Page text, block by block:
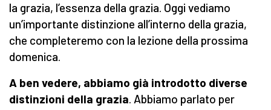
la grazia, l’essenza della grazia. Oggi vediamo
un’importante distinzione all’interno della grazia,
che completeremo con la lezione della prossima
domenica.
A ben vedere, abbiamo già introdotto diverse
distinzioni della grazia. Abbiamo parlato per